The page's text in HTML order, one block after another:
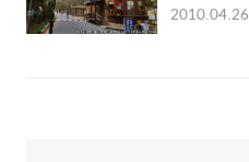
2010.04.26